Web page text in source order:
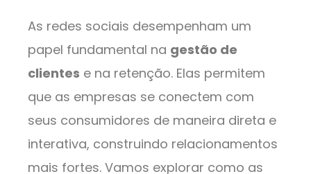
As redes sociais desempenham um
papel fundamental na gestão de
clientes e na retenção. Elas permitem
que as empresas se conectem com
seus consumidores de maneira direta e
interativa, construindo relacionamentos
mais fortes. Vamos explorar como as